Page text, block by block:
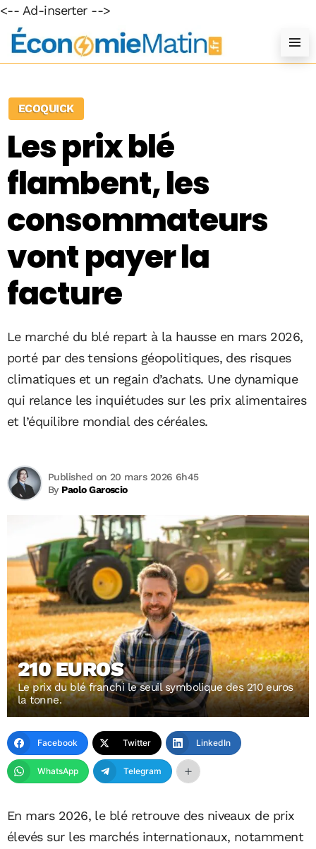
<-- Ad-inserter -->
ECOQUICK
Les prix blé
flambent, les
consommateurs
vont payer la
facture
Le marché du blé repart à la hausse en mars 2026,
porté par des tensions géopolitiques, des risques
climatiques et un regain d’achats. Une dynamique
qui relance les inquiétudes sur les prix alimentaires
et l’équilibre mondial des céréales.
By Paolo Garoscio
Published on 20 mars 2026 6h45
210 EUROS
Le prix du blé franchi le seuil symbolique des 210 euros
la tonne.
Facebook Twitter LinkedIn
WhatsApp Telegram
En mars 2026, le blé retrouve des niveaux de prix
élevés sur les marchés internationaux, notamment